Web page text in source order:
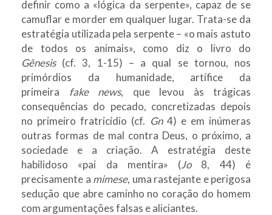
definir como a «lógica da serpente», capaz de se
camuflar e morder em qualquer lugar. Trata-se da
estratégia utilizada pela serpente – «o mais astuto
de todos os animais», como diz o livro do
Gênesis(cf. 3, 1-15) – a qual se tornou, nos
primórdios da humanidade, artífice da
primeira
fake news, que levou às trágicas
consequências do pecado, concretizadas depois
no primeiro fratricídio (cf. Gn4) e em inúmeras
outras formas de mal contra Deus, o próximo, a
sociedade e a criação. A estratégia deste
habilidoso «pai da mentira» (Jo8, 44) é
precisamente a mimese, uma rastejante e perigosa
sedução que abre caminho no coração do homem
com argumentações falsas e aliciantes.